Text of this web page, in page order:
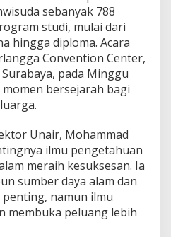
sebanyak 788
studi, mulai dari
hingga diploma. Acara
Convention Center,
pada Minggu
bersejarah bagi
Unair, Mohammad
ilmu pengetahuan
meraih kesuksesan. Ia
sumber daya alam dan
namun ilmu
membuka peluang lebih